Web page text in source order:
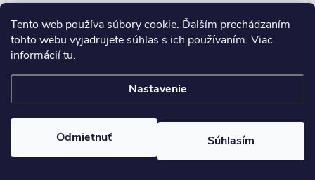
Tento web používa súbory cookie. Ďalším prechádzaním
tohto webu vyjadrujete súhlas s ich používaním. Viac
informáciítu.
Nastavenie
Odmietnuť Súhlasím
e
Informácie pre vás
. Všetky práva vyhradené.